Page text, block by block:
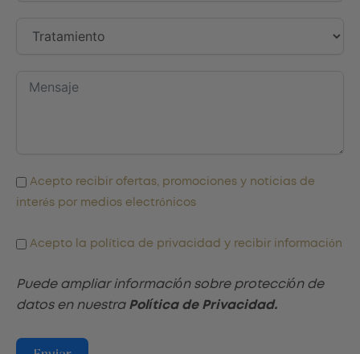
Acepto recibir ofertas, promociones y noticias de
interés por medios electrónicos
Acepto la política de privacidad y recibir información
Puede ampliar información sobre protección de
datos en nuestra Política de Privacidad.